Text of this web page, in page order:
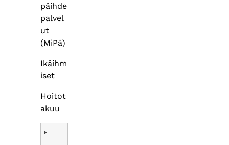
päihde
palvel
ut
(MiPä)
Ikäihm
iset
Hoitot
akuu